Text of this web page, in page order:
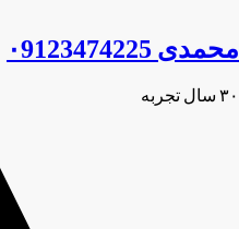
محمدی ۰9123474225
۳۰ سال تجربه